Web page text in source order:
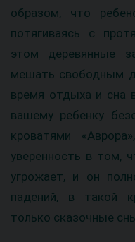
образом, что
потягиваясь с
этом деревянные
мешать свободным
время отдыха и сна
вашему ребенку
кроватями
уверенность в том,
угрожает, и он
падений, в такой
только сказочные